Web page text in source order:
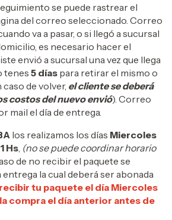
se puede rastrear el
del correo seleccionado. Correo
va a pasar, o si llegó a sucursal
es necesario hacer el
envió a sucursal una vez que llega
tenes 5 días para retirar el mismo o
de volver, el cliente se deberá
costos del nuevo envió). Correo
mail el día de entrega.
los realizamos los días Miercoles
Hs (no se puede coordinar horario
de no recibir el paquete se
la cual deberá ser abonada
tu paquete el día Miercoles
compra el día anterior antes de